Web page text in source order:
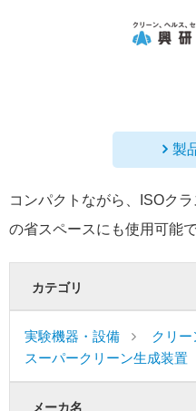
製
コンパクトながら、ISOク
の省スペースにも使用可能
カテゴリ
実験機器・設備
クリ
スーパークリーン生成装置
メーカ名